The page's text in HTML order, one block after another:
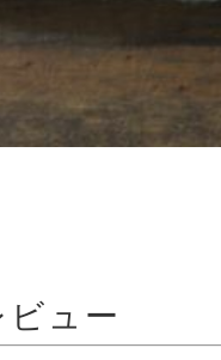
ビュー